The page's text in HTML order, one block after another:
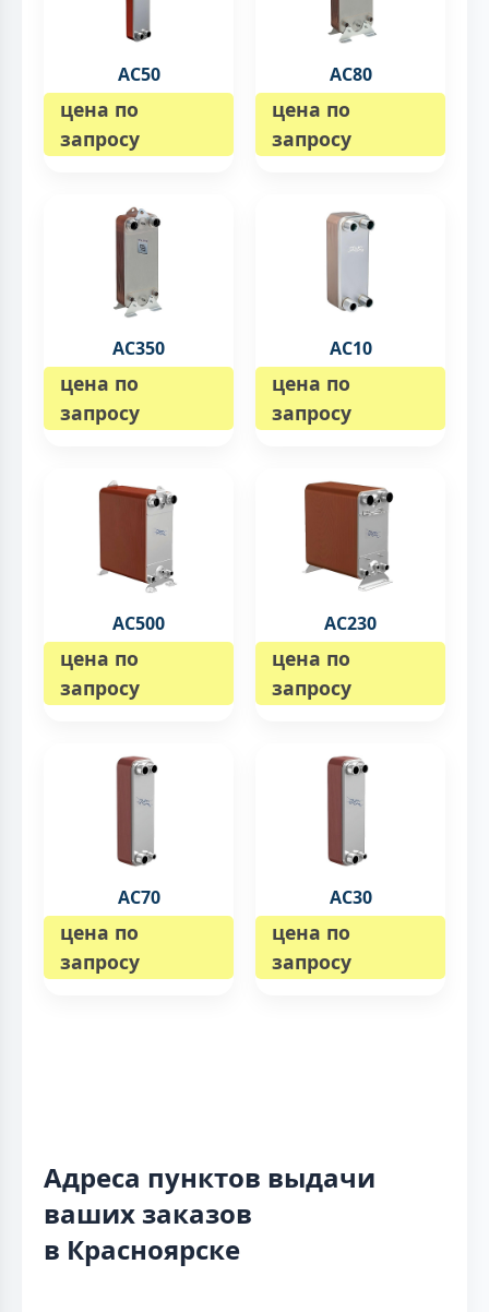
AC50
цена по
запросу
AC80
цена по
запросу
AC350
цена по
запросу
AC10
цена по
запросу
AC500
цена по
запросу
AC230
цена по
запросу
AC70
цена по
запросу
AC30
цена по
запросу
Адреса пунктов выдачи
ваших заказов
в Красноярске